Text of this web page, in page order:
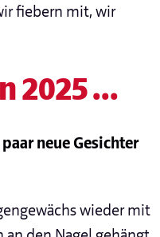
fiebern mit, wir
2025 ...
neue Gesichter
wieder mit